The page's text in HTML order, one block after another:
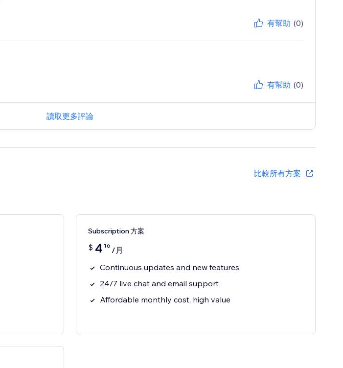
有幫助 (0)
有幫助 (0)
讀取更多評論
比較所有方案
Subscription 方案
$ 4 16 /月
Continuous updates and new features
24/7 live chat and email support
Affordable monthly cost, high value